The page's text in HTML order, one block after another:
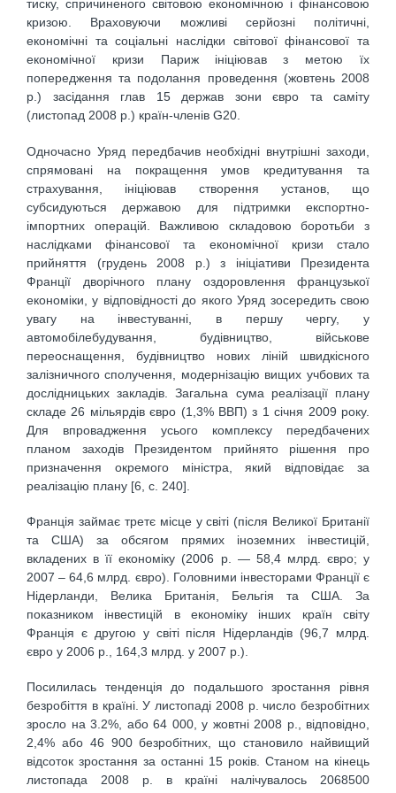
тиску, спричиненого світовою економічною і фінансовою
кризою. Враховуючи можливі серйозні політичні,
економічні та соціальні наслідки світової фінансової та
економічної кризи Париж ініціював з метою їх
попередження та подолання проведення (жовтень 2008
р.) засідання глав 15 держав зони євро та саміту
(листопад 2008 р.) країн-членів G20.
Одночасно Уряд передбачив необхідні внутрішні заходи,
спрямовані на покращення умов кредитування та
страхування, ініціював створення установ, що
субсидуються державою для підтримки експортно-
імпортних операцій. Важливою складовою боротьби з
наслідками фінансової та економічної кризи стало
прийняття (грудень 2008 р.) з ініціативи Президента
Франції дворічного плану оздоровлення французької
економіки, у відповідності до якого Уряд зосередить свою
увагу на інвестуванні, в першу чергу, у
автомобілебудування, будівництво, військове
переоснащення, будівництво нових ліній швидкісного
залізничного сполучення, модернізацію вищих учбових та
дослідницьких закладів. Загальна сума реалізації плану
складе 26 мільярдів євро (1,3% ВВП) з 1 січня 2009 року.
Для впровадження усього комплексу передбачених
планом заходів Президентом прийнято рішення про
призначення окремого міністра, який відповідає за
реалізацію плану [6, c. 240].
Франція займає третє місце у світі (після Великої Британії
та США) за обсягом прямих іноземних інвестицій,
вкладених в її економіку (2006 р. — 58,4 млрд. євро; у
2007 – 64,6 млрд. євро). Головними інвесторами Франції є
Нідерланди, Велика Британія, Бельгія та США. За
показником інвестицій в економіку інших країн світу
Франція є другою у світі після Нідерландів (96,7 млрд.
євро у 2006 р., 164,3 млрд. у 2007 р.).
Посилилась тенденція до подальшого зростання рівня
безробіття в країні. У листопаді 2008 р. число безробітних
зросло на 3.2%, або 64 000, у жовтні 2008 р., відповідно,
2,4% або 46 900 безробітних, що становило найвищий
відсоток зростання за останні 15 років. Станом на кінець
листопада 2008 р. в країні налічувалось 2068500